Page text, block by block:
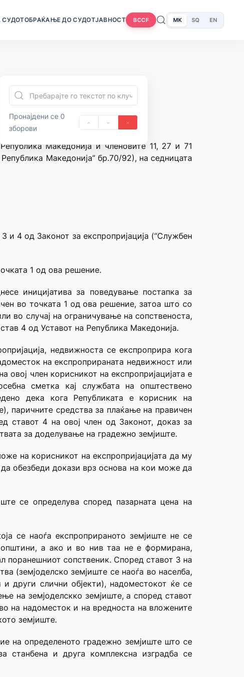
СУДОТОБРАЌАЊЕ ДО СУДОТЈАВНОСТ BCCF MK SQ EN
Пронајдени се 0
зборови
Македонија и членовите 11, 27 и 71
Македонија” бр.70/92), на седницата
4 од Законот за експропријација (“Службен
1 од ова решение.
иницијатива за поведување постапка за
во точката 1 од ова решение, затоа што со
во случај на ограничување на сопственоста,
4 од Уставот на Република Македонија.
недвижноста се експроприра кога
на експроприраната недвижност или
член корисникот на експропријацијата е
сметка кај службата на општествено
дека кога Републиката е корисник на
паричните средства за плаќање на правичен
ставот 4 на овој член од Законот, доказ за
за доделување на градежно земјиште.
на корисникот на експропријацијата да му
обезбеди докази врз основа на кои може да
се определува според пазарната цена на
се наоѓа експроприраното земјиште не се
општини, а ако и во нив таа не е формирана,
поранешниот сопственик. Според ставот 3 на
(земјоделско земјиште се наоѓа во населба,
други слични објекти), надоместокот ќе се
на земјоделскко земјиште, а според ставот
на надоместок и на вредноста на вложените
земјиште.
на определеното градежно земјиште што се
станбена и друга комплексна изградба се